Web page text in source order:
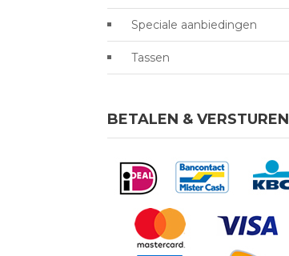
Speciale aanbiedingen
Tassen
BETALEN & VERSTUREN